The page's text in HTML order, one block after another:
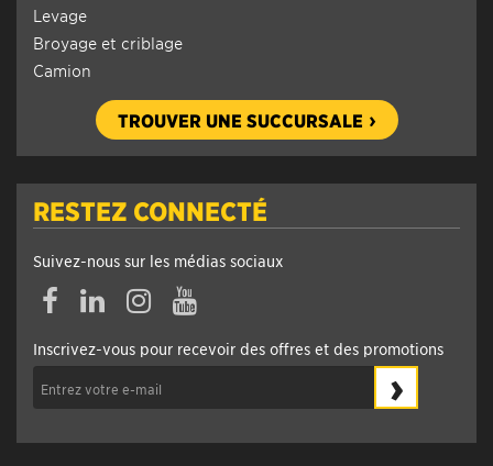
Levage
Broyage et criblage
Camion
TROUVER UNE SUCCURSALE
RESTEZ CONNECTÉ
Suivez-nous sur les médias sociaux
FacebookLinkedinInstagramYouTube
Inscrivez-vous pour recevoir des offres et des promotions
›